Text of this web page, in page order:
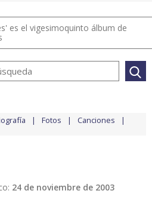
es el vigesimoquinto álbum de
Fotos Canciones
24 de noviembre de 2003